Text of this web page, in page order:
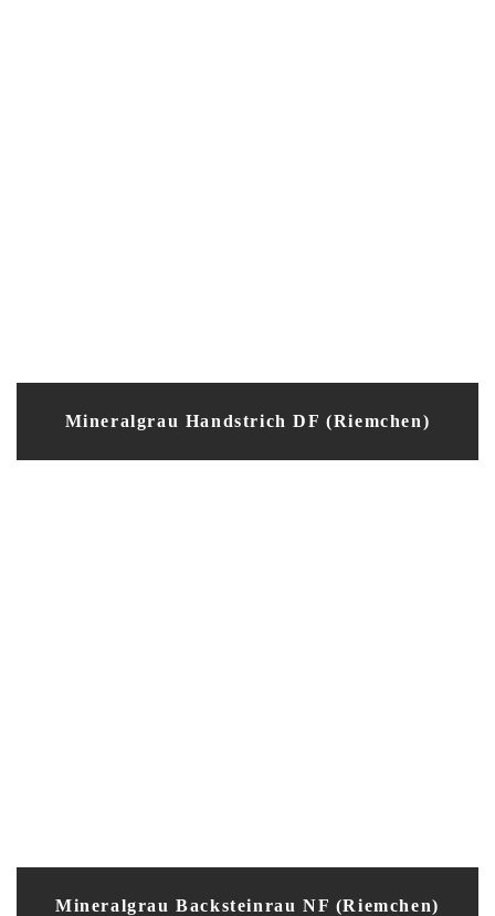
Mineralgrau Handstrich DF (Riemchen)
Mineralgrau Backsteinrau NF (Riemchen)